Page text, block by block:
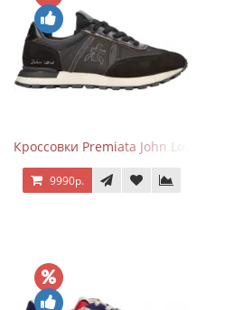
Кроссовки Premiata John Low черные
9990р.